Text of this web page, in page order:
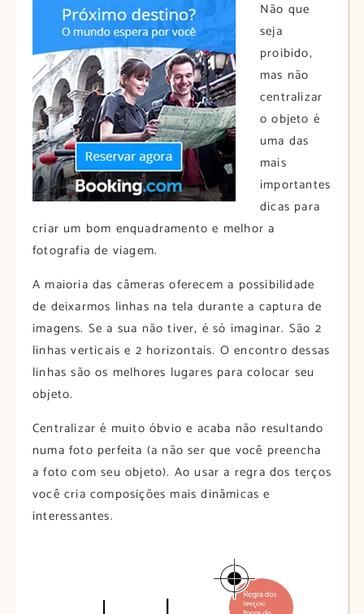
Não que
seja
proibido,
mas não
centralizar
o objeto é
uma das
mais
importantes
dicas para
criar um bom enquadramento e melhor a
fotografia de viagem.
A maioria das câmeras oferecem a possibilidade
de deixarmos linhas na tela durante a captura de
imagens. Se a sua não tiver, é só imaginar. São 2
linhas verticais e 2 horizontais. O encontro dessas
linhas são os melhores lugares para colocar seu
objeto.
Centralizar é muito óbvio e acaba não resultando
numa foto perfeita (a não ser que você preencha
a foto com seu objeto). Ao usar a regra dos terços
você cria composições mais dinâmicas e
interessantes.